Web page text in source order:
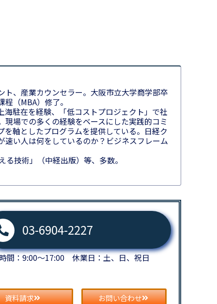
ト、産業カウンセラー。大阪市立大学商学部卒
（MBA）修了。
駐在を経験、「低コストプロジェクト」で社
場での多くの経験をベースにした実践的コミ
軸としたプログラムを提供している。日経ク
速い人は何をしているのか？ビジネスフレーム
る技術」（中経出版）等、多数。
03-6904-2227
間：9:00～17:00 休業日：土、日、祝日
資料請求 お問い合わせ